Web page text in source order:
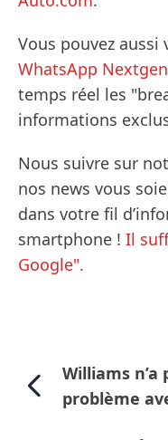
Vous pouvez aussi
WhatsApp
temps réel les
informations
Nous suivre sur
nos news vous
dans votre fil
smartphone ! Il
Google".
Williams
problème